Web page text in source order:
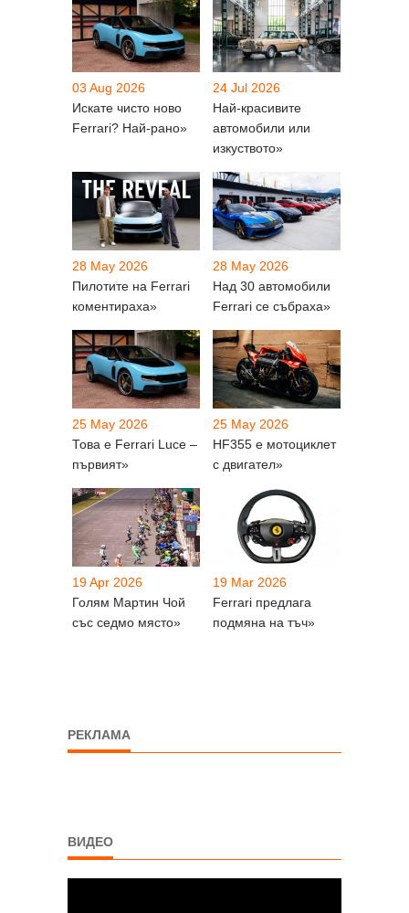
03 Aug 2026
Искате чисто ново
Ferrari? Най-рано»
24 Jul 2026
Най-красивите
автомобили или
изкуството»
28 May 2026
Пилотите на Ferrari
коментираха»
28 May 2026
Над 30 автомобили
Ferrari се събраха»
25 May 2026
Това е Ferrari Luce –
първият»
25 May 2026
HF355 е мотоциклет
с двигател»
19 Apr 2026
Голям Мартин Чой
със седмо място»
19 Mar 2026
Ferrari предлага
подмяна на тъч»
РЕКЛАМА
ВИДЕО